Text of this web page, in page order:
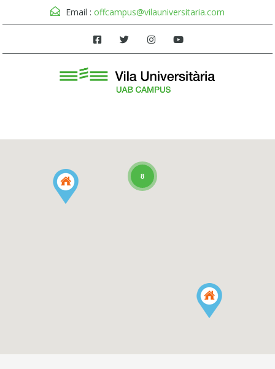
Email : offcampus@vilauniversitaria.com
8